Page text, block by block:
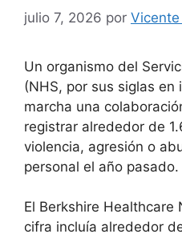
julio 7, 2026 por
Un organismo del
(NHS, por sus siglas en
marcha una
registrar alrededor de
violencia, agresión o
personal el año pasado.
El Berkshire Healthcare
cifra incluía alrededor